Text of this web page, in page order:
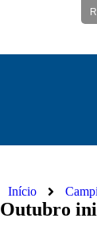
Início
Outubro